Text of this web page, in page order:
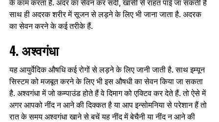
के काम करता है. अदर का सेवन कर सर्दी, खांसी से राहत पाई जा सकती है
साथ ही अदरक शरीर में सूजन से लड़ने के लिए भी जाना जाता है. अदरक
का सेवन करने के कई तरीके हैं.
4. अश्वगंधा
यह आयुर्वेदिक औषधि कई रोगों से लड़ने के लिए जानी जाती है. साथ इम्यून
सिस्टम को मजबूत करने के लिए भी इस औषधी का सेवन किया जा सकता
है. अश्वगंधा में जो कम्पाउंड होते हैं वे दिमाग को एक्टिव कर देते हैं. तो ऐसे में
अगर आपको नींद न आने की दिक्कत है या आप इन्सोमनिया से परेशान हैं तो
रात के समय अश्वगंधा खाने से बचें यह नींद में बेचैनी या नींद न आने की